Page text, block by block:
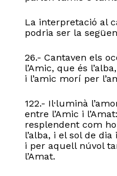
La interpretació al
podria ser la
26.- Cantaven els
l’Amic, que és
i l’amic morí per
122.- Il·luminà
entre l’Amic i
resplendent com
l’alba, i el sol de
i per aquell núvol
l’Amat.